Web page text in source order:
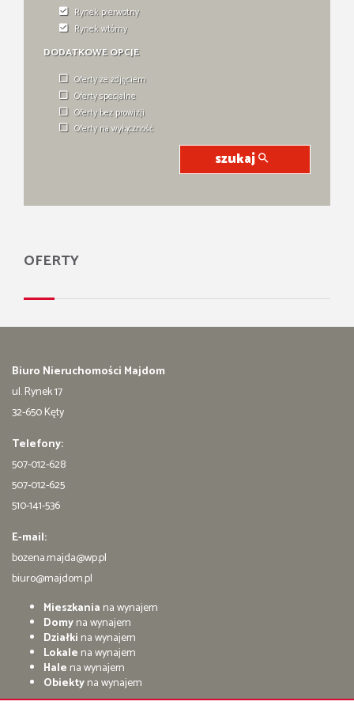
Rynek pierwotny
Rynek wtórny
DODATKOWE OPCJE
Oferty ze zdjęciem
Oferty specjalne
Oferty bez prowizji
Oferty na wyłączność
szukaj
OFERTY
Biuro Nieruchomości Majdom
ul. Rynek 17
32-650 Kęty
Telefony:
507-012-628
507-012-625
510-141-536
E-mail:
bozena.majda@wp.pl
biuro@majdom.pl
Mieszkania na wynajem
Domyna wynajem
Działki na wynajem
Lokale na wynajem
Hale na wynajem
Obiektyna wynajem